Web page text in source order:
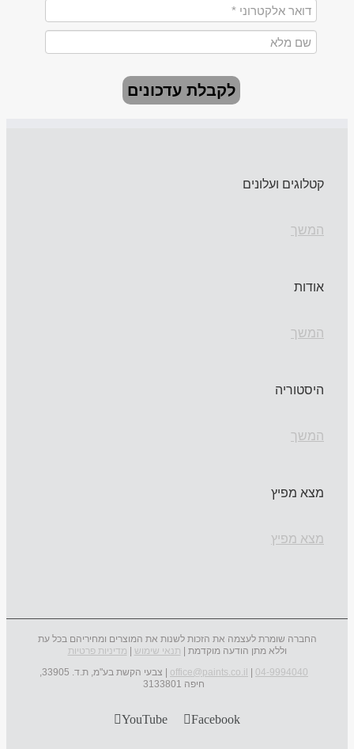
לקבלת עדכונים
קטלוגים ועלונים
המשך
אודות
המשך
היסטוריה
המשך
מצא מפיץ
מצא מפיץ
החברה שומרת לעצמה את הזכות לשנות את המוצרים ומחיריהם בכל עת
וללא מתן הודעה מוקדמת | תנאי שימוש
מדיניות פרטיות
04-9994040
office@paints.co.il
| צבעי הקשת בע"מ, ת.ד. 33905,
חיפה 3133801
Facebook
YouTube